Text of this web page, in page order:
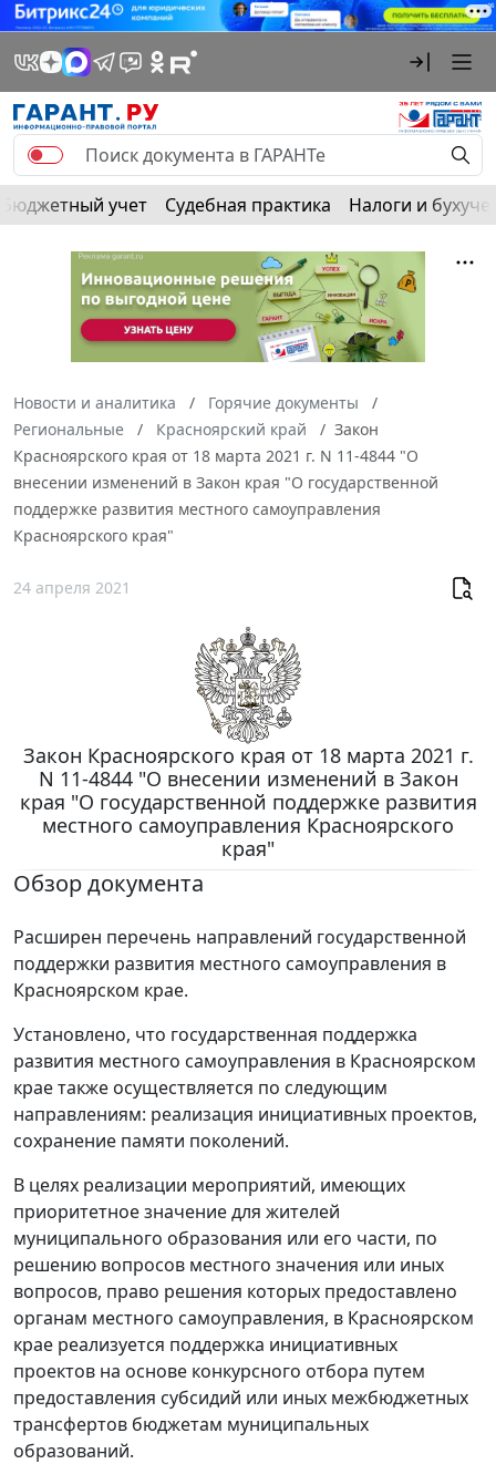
Бюджетный учет Судебная практика Налоги и
Новости и аналитика
Горячие документы
Региональные
Красноярский край
Закон
Красноярского края от 18 марта 2021 г. N 11-4844 "О
внесении изменений в Закон края "О государственной
поддержке развития местного самоуправления
Красноярского края"
24 апреля 2021
Закон Красноярского края от 18 марта 2021 г.
N 11-4844 "О внесении изменений в Закон
края "О государственной поддержке развития
местного самоуправления Красноярского
края"
Обзор документа
Расширен перечень направлений государственной
поддержки развития местного самоуправления в
Красноярском крае.
Установлено, что государственная поддержка
развития местного самоуправления в Красноярском
крае также осуществляется по следующим
направлениям: реализация инициативных проектов,
сохранение памяти поколений.
В целях реализации мероприятий, имеющих
приоритетное значение для жителей
муниципального образования или его части, по
решению вопросов местного значения или иных
вопросов, право решения которых предоставлено
органам местного самоуправления, в Красноярском
крае реализуется поддержка инициативных
проектов на основе конкурсного отбора путем
предоставления субсидий или иных межбюджетных
трансфертов бюджетам муниципальных
образований.